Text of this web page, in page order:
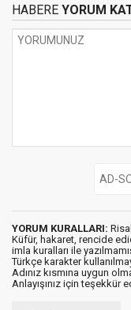
HABERE YORUM
YORUM KURALLARI:
Küfür, hakaret, rencide
imla kuralları ile
Türkçe karakter
Adınız kısmına uygun
Anlayışınız için teşekkür